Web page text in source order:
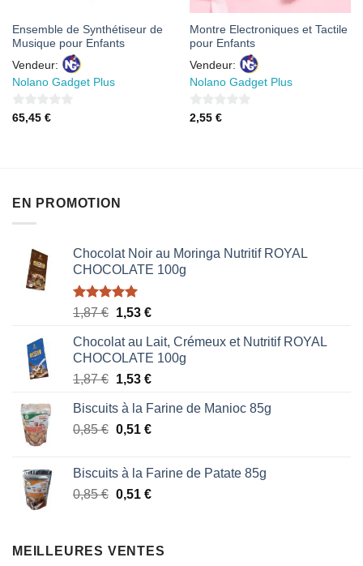
Ensemble de Synthétiseur de
Musique pour Enfants
Vendeur:
Nolano Gadget Plus
0
65,45 €
Montre Electroniques et Tactile
pour Enfants
Vendeur:
Nolano Gadget Plus
0
2,55 €
EN PROMOTION
Chocolat Noir au Moringa Nutritif ROYAL
CHOCOLATE 100g
Note5.00
1,87€ Le
initial
était :
1,87 €.
1,53 €Le
actuel
est :
1,53 €.
Chocolat au Lait, Crémeux et Nutritif ROYAL
CHOCOLATE 100g
1,87€ Le
initial
était :
1,53 €Le
actuel
est :
Biscuits à la Farine de Manioc 85g
0,85€ Le
était :
0,85 €.
0,51 €Le
est :
0,51 €.
Biscuits à la Farine de Patate 85g
0,85€ Le
était :
0,51 €Le
est :
MEILLEURES VENTES